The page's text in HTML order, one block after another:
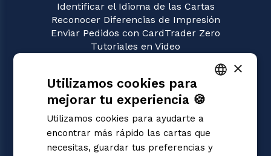
Identificar el Idioma de las Cartas
Reconocer Diferencias de Impresión
Enviar Pedidos con CardTrader Zero
Tutoriales en Video
Riftbound | League of Legends
Magic: the Gathering
Pokémon
Yu-Gi-Oh!
Flesh and Blood
Digimon
ITALIAN
×
Utilizamos cookies para
mejorar tu experiencia 🍪
Utilizamos cookies para ayudarte a
encontrar más rápido las cartas que
necesitas, guardar tus preferencias y